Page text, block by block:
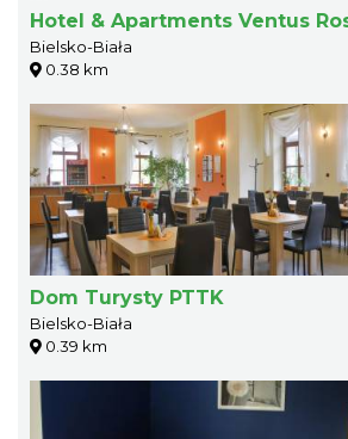
Hotel & Apartments Ventus
Bielsko-Biała
0.38 km
Dom Turysty PTTK
Bielsko-Biała
0.39 km